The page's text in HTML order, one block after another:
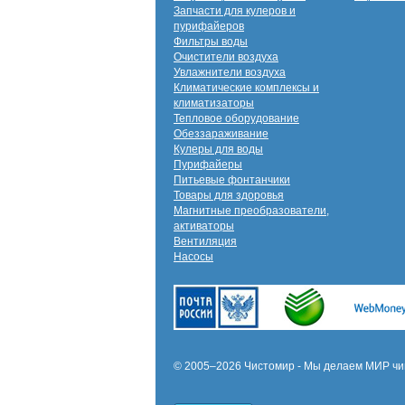
Запчасти для кулеров и
пурифайеров
Фильтры воды
Очистители воздуха
Увлажнители воздуха
Климатические комплексы и
климатизаторы
Тепловое оборудование
Обеззараживание
Кулеры для воды
Пурифайеры
Питьевые фонтанчики
Товары для здоровья
Магнитные преобразователи,
активаторы
Вентиляция
Насосы
© 2005–2026 Чистомир - Мы делаем МИР